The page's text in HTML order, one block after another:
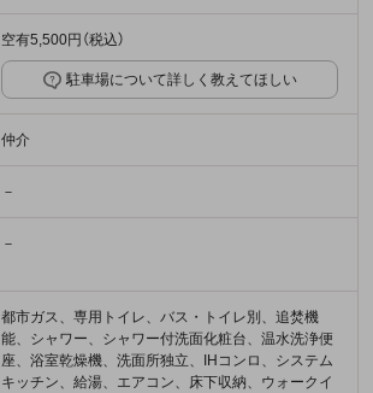
空有5,500円（税込）
駐車場について詳しく教えてほしい
仲介
－
－
都市ガス、専用トイレ、バス・トイレ別、追焚機
能、シャワー、シャワー付洗面化粧台、温水洗浄便
座、浴室乾燥機、洗面所独立、IHコンロ、システム
キッチン、給湯、エアコン、床下収納、ウォークイ